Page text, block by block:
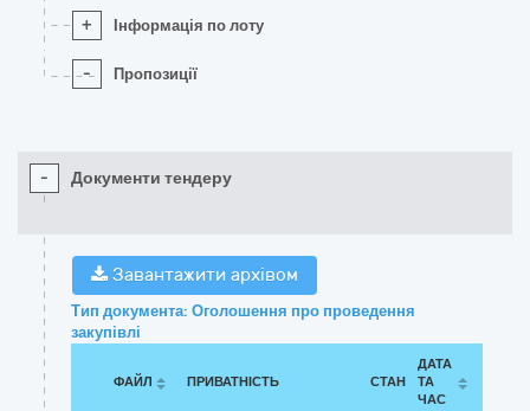
+ Інформація по лоту
- Пропозиції
- Документи тендеру
Завантажити архівом
Тип документа: Оголошення про проведення
закупівлі
ФАЙЛ ПРИВАТНІСТЬ СТАН
ДАТА
ТА
ЧАС